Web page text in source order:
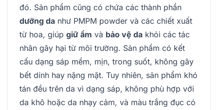
đó. Sản phẩm cũng có chứa các thành phần
dưỡng da như PMPM powder và các chiết xuất
từ hoa, giúp giữ ẩm và bảo vệ da khỏi các tác
nhân gây hại từ môi trường. Sản phẩm có kết
cấu dạng sáp mềm, mịn, trong suốt, không gây
bết dính hay nặng mặt. Tuy nhiên, sản phẩm khó
tán đều trên da vì dạng sáp, không phù hợp với
da khô hoặc da nhạy cảm, và màu trắng đục có